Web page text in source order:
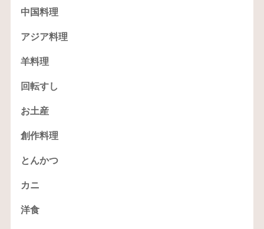
中国料理
アジア料理
羊料理
回転すし
お土産
創作料理
とんかつ
カニ
洋食